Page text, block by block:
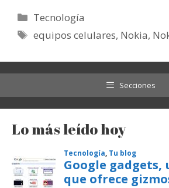
Categorías
Tecnología
Etiquetas
equipos celulares, Nokia,
Secciones
Lo más leído hoy